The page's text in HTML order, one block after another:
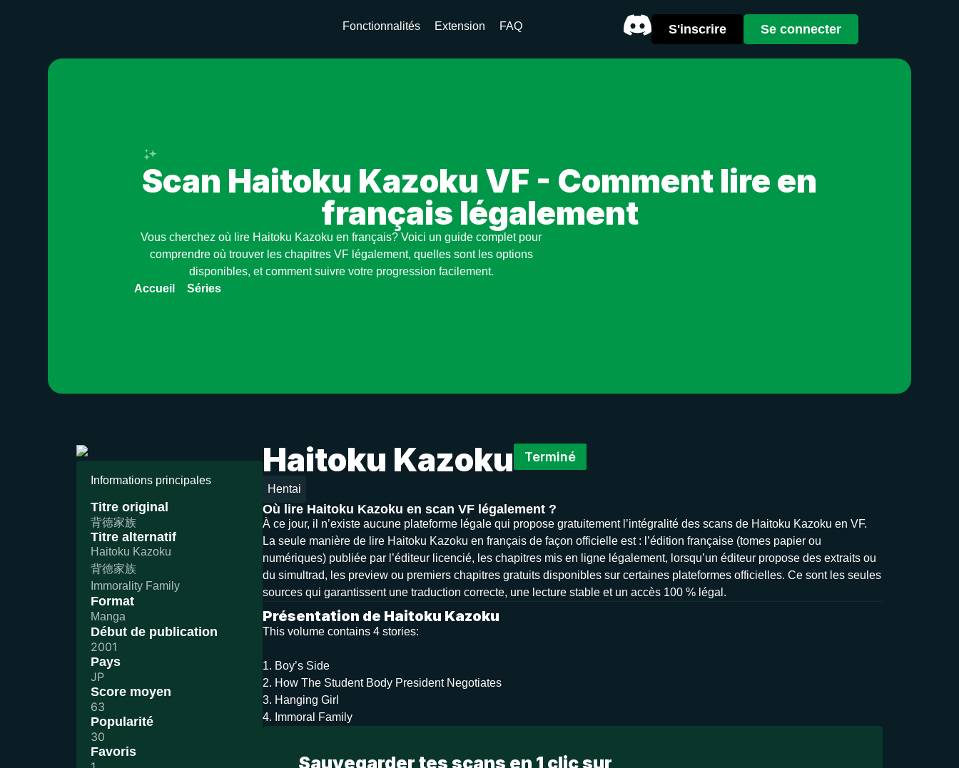
Fonctionnalités Extension FAQ S'inscrire Se connecter
Enregistre en un seul clic
Scan Haitoku Kazoku VF - Comment lire en
français légalement
Vous cherchez où lire Haitoku Kazoku en français? Voici un guide complet pour
comprendre où trouver les chapitres VF légalement, quelles sont les options
disponibles, et comment suivre votre progression facilement.
Accueil
»Séries
Haitoku Kazoku Terminé
Hentai
Où lire Haitoku Kazoku en scan VF légalement ?
À ce jour, il n’existe aucune plateforme légale qui propose gratuitement l’intégralité des scans de Haitoku Kazoku en VF.
La seule manière de lire Haitoku Kazoku en français de façon officielle est : l’édition française (tomes papier ou
numériques) publiée par l’éditeur licencié, les chapitres mis en ligne légalement, lorsqu’un éditeur propose des extraits ou
du simultrad, les preview ou premiers chapitres gratuits disponibles sur certaines plateformes officielles. Ce sont les seules
sources qui garantissent une traduction correcte, une lecture stable et un accès 100 % légal.
Présentation de Haitoku Kazoku
This volume contains 4 stories:
1. Boy’s Side
2. How The Student Body President Negotiates
3. Hanging Girl
4. Immoral Family
Sauvegarder tes scans en 1 clic sur
Informations principales
Titre original
背徳家族
Titre alternatif
Haitoku Kazoku
背徳家族
Immorality Family
Format
Manga
Début de publication
2001
Pays
JP
Score moyen
63
Popularité
30
Favoris